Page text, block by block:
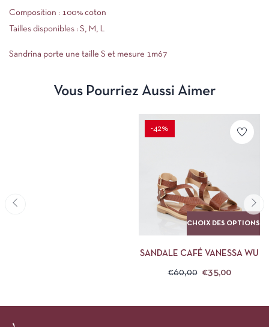
Composition : 100% coton
Tailles disponibles : S, M, L
Sandrina porte une taille S et mesure 1m67
Vous Pourriez Aussi Aimer
-42%
CHOIX DES OPTIONS
SANDALE CAFÉ VANESSA WU
€60,00 €35,00